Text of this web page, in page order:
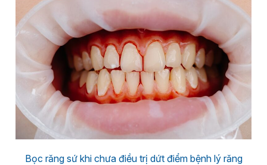
Bọc răng sứ khi chưa điều trị dứt điểm bệnh lý răng